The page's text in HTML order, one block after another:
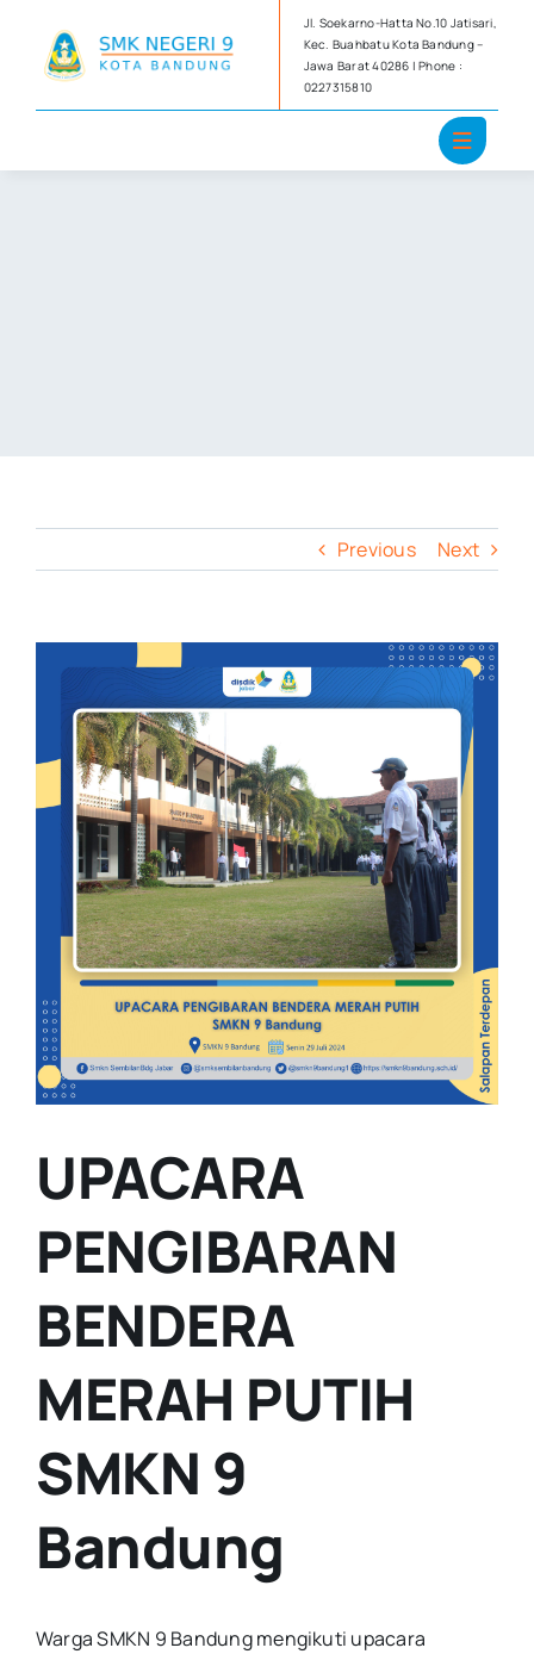
content
Jl. Soekarno-Hatta No.10 Jatisari,
Kec. Buahbatu Kota Bandung –
Jawa Barat 40286 | Phone :
0227315810
Previous Next
Larger
Image
UPACARA
PENGIBARAN
BENDERA
MERAH PUTIH
SMKN 9
Bandung
Warga SMKN 9 Bandung mengikuti upacara